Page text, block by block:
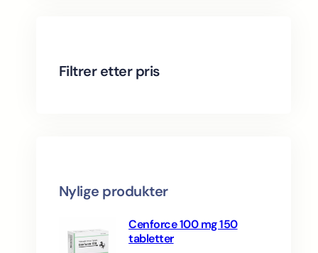
s
t c
Filtrer etter pris
Nylige produkter
Cenforce 100 mg 150
tabletter